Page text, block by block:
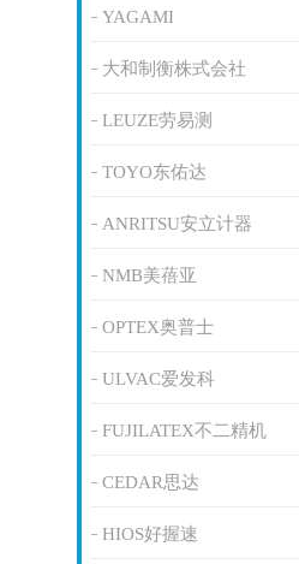
YAGAMI
大和制衡株式会社
LEUZE劳易测
TOYO东佑达
ANRITSU安立计器
NMB美蓓亚
OPTEX奥普士
ULVAC爱发科
FUJILATEX不二精机
CEDAR思达
HIOS好握速